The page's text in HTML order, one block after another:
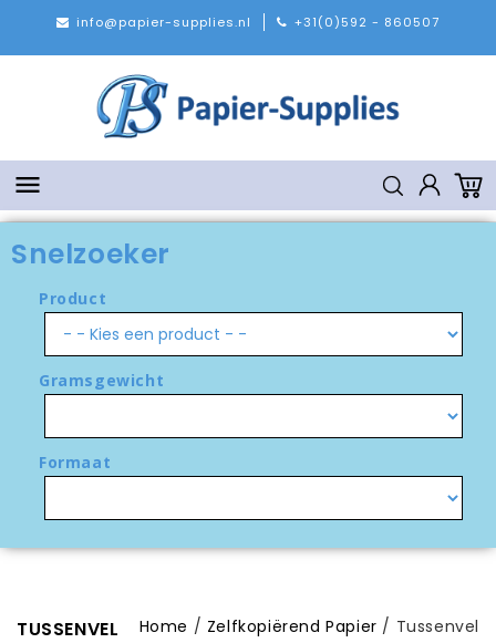
info@papier-supplies.nl +31(0)592 - 860507

Snelzoeker
Product
Gramsgewicht
Formaat
TUSSENVEL Home Zelfkopiërend Papier Tussenvel